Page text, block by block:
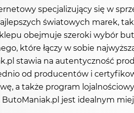
specjalizujący się w
światowych marek,
obejmuje szeroki wybór
które łączy w sobie
stawia na autentyczność
od producentów i
a także program
ButoManiak.pl jest idealnym